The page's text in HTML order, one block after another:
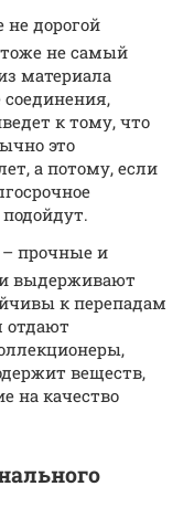
дорогой
не самый
материала
к тому, что
это
а потому, если
– прочные и
выдерживают
к перепадам
отдают
веществ,
на качество